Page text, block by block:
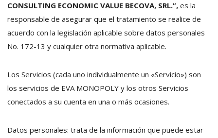
CONSULTING ECONOMIC VALUE BECOVA, SRL.”, es la
responsable de asegurar que el tratamiento se realice de
acuerdo con la legislación aplicable sobre datos personales
No. 172-13 y cualquier otra normativa aplicable.
Los Servicios (cada uno individualmente un «Servicio») son
los servicios de EVA MONOPOLY y los otros Servicios
conectados a su cuenta en una o más ocasiones.
Datos personales: trata de la información que puede estar